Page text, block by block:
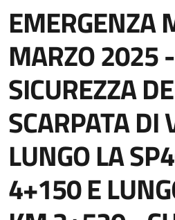
EMERGENZA
MARZO 2025
SICUREZZA
SCARPATA DI
LUNGO LA
4+150 E